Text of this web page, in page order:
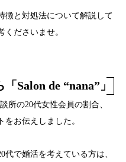
徴と対処法について解説して
ださいませ。
Salon de “nana”」
所の20代女性会員の割合、
をお伝えしました。
で婚活を考えている方は、